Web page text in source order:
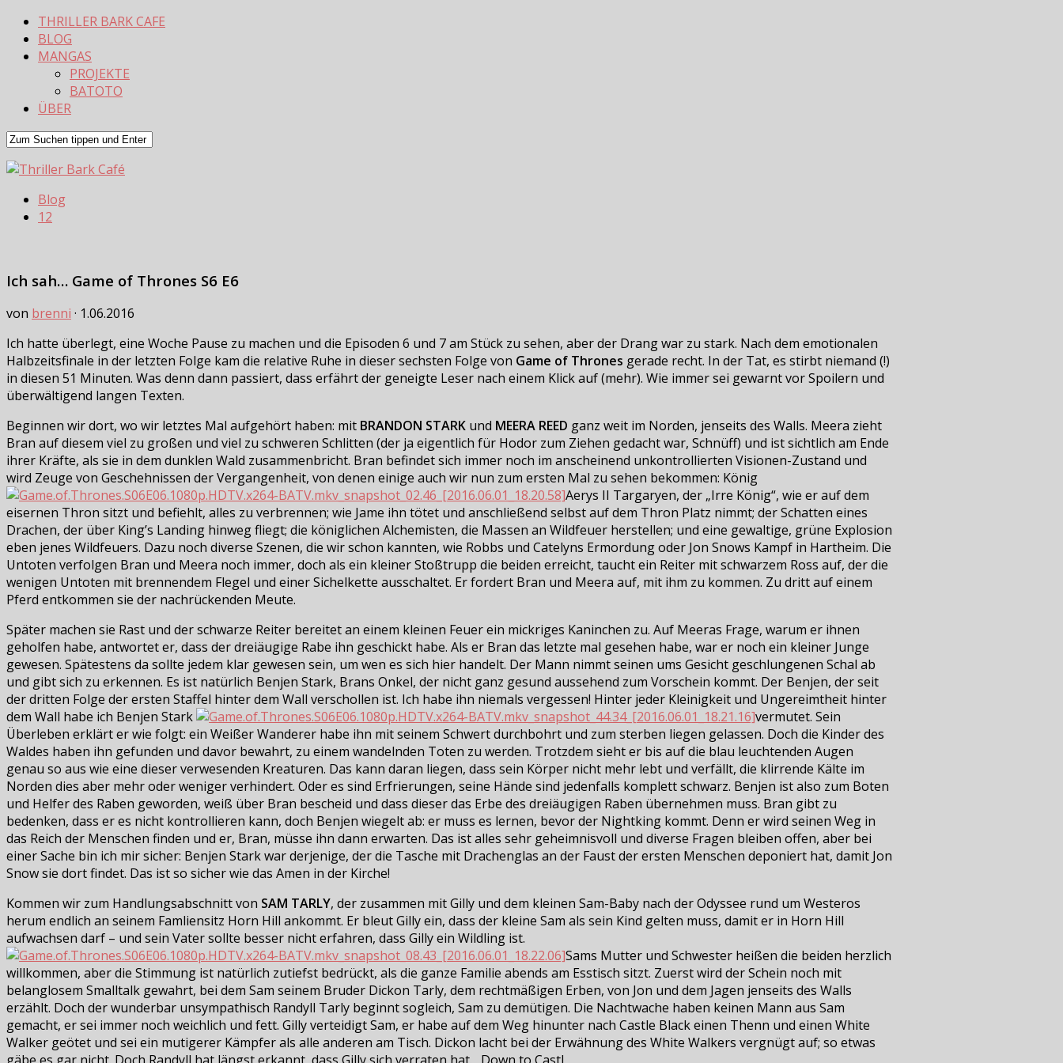
THRILLER BARK CAFE
BLOG
MANGAS
PROJEKTE
BATOTO
ÜBER
Blog
12
Ich sah… Game of Thrones S6 E6
von brenni · 1.06.2016
Ich hatte überlegt, eine Woche Pause zu machen und die Episoden 6 und 7 am Stück zu sehen, aber der Drang war zu stark. Nach dem emotionalen
Halbzeitsfinale in der letzten Folge kam die relative Ruhe in dieser sechsten Folge von Game of Thrones gerade recht. In der Tat, es stirbt niemand (!)
in diesen 51 Minuten. Was denn dann passiert, dass erfährt der geneigte Leser nach einem Klick auf (mehr). Wie immer sei gewarnt vor Spoilern und
überwältigend langen Texten.
Beginnen wir dort, wo wir letztes Mal aufgehört haben: mit BRANDON STARK und MEERA REED ganz weit im Norden, jenseits des Walls. Meera zieht
Bran auf diesem viel zu großen und viel zu schweren Schlitten (der ja eigentlich für Hodor zum Ziehen gedacht war, Schnüff) und ist sichtlich am Ende
ihrer Kräfte, als sie in dem dunklen Wald zusammenbricht. Bran befindet sich immer noch im anscheinend unkontrollierten Visionen-Zustand und
wird Zeuge von Geschehnissen der Vergangenheit, von denen einige auch wir nun zum ersten Mal zu sehen bekommen: König
Aerys II Targaryen, der „Irre König“, wie er auf dem
eisernen Thron sitzt und befiehlt, alles zu verbrennen; wie Jame ihn tötet und anschließend selbst auf dem Thron Platz nimmt; der Schatten eines
Drachen, der über King’s Landing hinweg fliegt; die königlichen Alchemisten, die Massen an Wildfeuer herstellen; und eine gewaltige, grüne Explosion
eben jenes Wildfeuers. Dazu noch diverse Szenen, die wir schon kannten, wie Robbs und Catelyns Ermordung oder Jon Snows Kampf in Hartheim. Die
Untoten verfolgen Bran und Meera noch immer, doch als ein kleiner Stoßtrupp die beiden erreicht, taucht ein Reiter mit schwarzem Ross auf, der die
wenigen Untoten mit brennendem Flegel und einer Sichelkette ausschaltet. Er fordert Bran und Meera auf, mit ihm zu kommen. Zu dritt auf einem
Pferd entkommen sie der nachrückenden Meute.
Später machen sie Rast und der schwarze Reiter bereitet an einem kleinen Feuer ein mickriges Kaninchen zu. Auf Meeras Frage, warum er ihnen
geholfen habe, antwortet er, dass der dreiäugige Rabe ihn geschickt habe. Als er Bran das letzte mal gesehen habe, war er noch ein kleiner Junge
gewesen. Spätestens da sollte jedem klar gewesen sein, um wen es sich hier handelt. Der Mann nimmt seinen ums Gesicht geschlungenen Schal ab
und gibt sich zu erkennen. Es ist natürlich Benjen Stark, Brans Onkel, der nicht ganz gesund aussehend zum Vorschein kommt. Der Benjen, der seit
der dritten Folge der ersten Staffel hinter dem Wall verschollen ist. Ich habe ihn niemals vergessen! Hinter jeder Kleinigkeit und Ungereimtheit hinter
dem Wall habe ich Benjen Stark
vermutet. Sein
Überleben erklärt er wie folgt: ein Weißer Wanderer habe ihn mit seinem Schwert durchbohrt und zum sterben liegen gelassen. Doch die Kinder des
Waldes haben ihn gefunden und davor bewahrt, zu einem wandelnden Toten zu werden. Trotzdem sieht er bis auf die blau leuchtenden Augen
genau so aus wie eine dieser verwesenden Kreaturen. Das kann daran liegen, dass sein Körper nicht mehr lebt und verfällt, die klirrende Kälte im
Norden dies aber mehr oder weniger verhindert. Oder es sind Erfrierungen, seine Hände sind jedenfalls komplett schwarz. Benjen ist also zum Boten
und Helfer des Raben geworden, weiß über Bran bescheid und dass dieser das Erbe des dreiäugigen Raben übernehmen muss. Bran gibt zu
bedenken, dass er es nicht kontrollieren kann, doch Benjen wiegelt ab: er muss es lernen, bevor der Nightking kommt. Denn er wird seinen Weg in
das Reich der Menschen finden und er, Bran, müsse ihn dann erwarten. Das ist alles sehr geheimnisvoll und diverse Fragen bleiben offen, aber bei
einer Sache bin ich mir sicher: Benjen Stark war derjenige, der die Tasche mit Drachenglas an der Faust der ersten Menschen deponiert hat, damit Jon
Snow sie dort findet. Das ist so sicher wie das Amen in der Kirche!
Kommen wir zum Handlungsabschnitt von SAM TARLY, der zusammen mit Gilly und dem kleinen Sam-Baby nach der Odyssee rund um Westeros
herum endlich an seinem Famliensitz Horn Hill ankommt. Er bleut Gilly ein, dass der kleine Sam als sein Kind gelten muss, damit er in Horn Hill
aufwachsen darf – und sein Vater sollte besser nicht erfahren, dass Gilly ein Wildling ist.
Sams Mutter und Schwester heißen die beiden herzlich
willkommen, aber die Stimmung ist natürlich zutiefst bedrückt, als die ganze Familie abends am Esstisch sitzt. Zuerst wird der Schein noch mit
belanglosem Smalltalk gewahrt, bei dem Sam seinem Bruder Dickon Tarly, dem rechtmäßigen Erben, von Jon und dem Jagen jenseits des Walls
erzählt. Doch der wunderbar unsympathisch Randyll Tarly beginnt sogleich, Sam zu demütigen. Die Nachtwache haben keinen Mann aus Sam
gemacht, er sei immer noch weichlich und fett. Gilly verteidigt Sam, er habe auf dem Weg hinunter nach Castle Black einen Thenn und einen White
Walker geötet und sei ein mutigerer Kämpfer als alle anderen am Tisch. Dickon lacht bei der Erwähnung des White Walkers vergnügt auf; so etwas